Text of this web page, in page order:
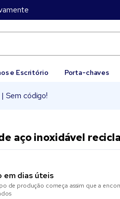
e Escritório Porta-chaves
Sem código!
aço inoxidável
em dias úteis
de produção começa assim que a